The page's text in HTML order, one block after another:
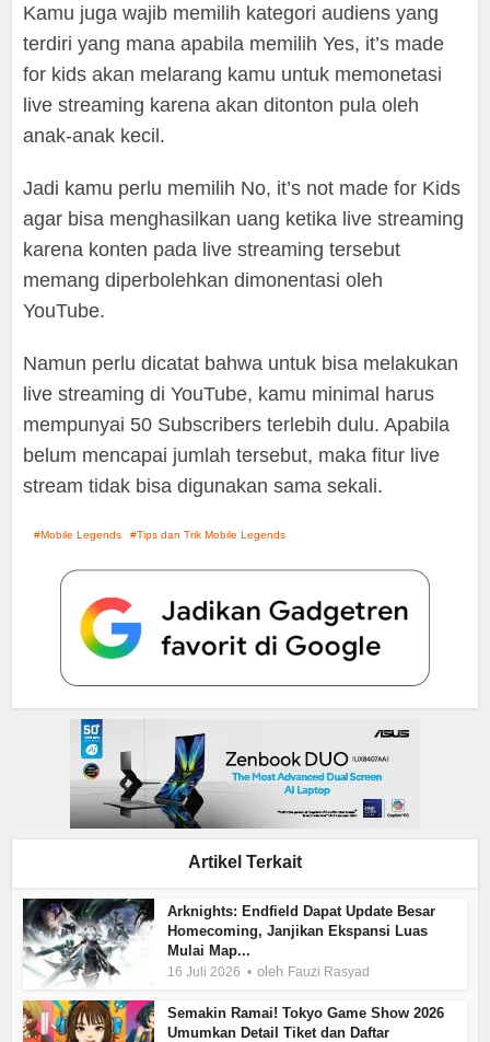
Kamu juga wajib memilih kategori audiens yang
terdiri yang mana apabila memilih Yes, it’s made
for kids akan melarang kamu untuk memonetasi
live streaming karena akan ditonton pula oleh
anak-anak kecil.
Jadi kamu perlu memilih No, it’s not made for Kids
agar bisa menghasilkan uang ketika live streaming
karena konten pada live streaming tersebut
memang diperbolehkan dimonentasi oleh
YouTube.
Namun perlu dicatat bahwa untuk bisa melakukan
live streaming di YouTube, kamu minimal harus
mempunyai 50 Subscribers terlebih dulu. Apabila
belum mencapai jumlah tersebut, maka fitur live
stream tidak bisa digunakan sama sekali.
Mobile Legends Tips dan Trik Mobile Legends
Artikel Terkait
Arknights: Endfield Dapat Update Besar
Homecoming, Janjikan Ekspansi Luas
Mulai Map...
16 Juli 2026 oleh Fauzi Rasyad
Semakin Ramai! Tokyo Game Show 2026
Umumkan Detail Tiket dan Daftar